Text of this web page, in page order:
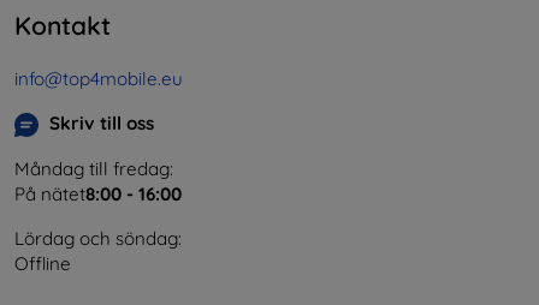
Kontakt
info@top4mobile.eu
Skriv till oss
Måndag till fredag:
På nätet8:00 - 16:00
Lördag och söndag:
Offline